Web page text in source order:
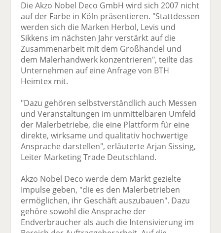
Die Akzo Nobel Deco GmbH wird sich 2007 nicht
auf der Farbe in Köln präsentieren. "Stattdessen
werden sich die Marken Herbol, Levis und
Sikkens im nächsten Jahr verstärkt auf die
Zusammenarbeit mit dem Großhandel und
dem Malerhandwerk konzentrieren", teilte das
Unternehmen auf eine Anfrage von BTH
Heimtex mit.
"Dazu gehören selbstverständlich auch Messen
und Veranstaltungen im unmittelbaren Umfeld
der Malerbetriebe, die eine Plattform für eine
direkte, wirksame und qualitativ hochwertige
Ansprache darstellen", erläuterte Arjan Sissing,
Leiter Marketing Trade Deutschland.
Akzo Nobel Deco werde dem Markt gezielte
Impulse geben, "die es den Malerbetrieben
ermöglichen, ihr Geschäft auszubauen". Dazu
gehöre sowohl die Ansprache der
Endverbraucher als auch die Intensivierung im